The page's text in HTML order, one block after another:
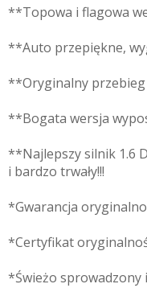
**Topowa i flagowa
**Auto przepiękne,
**Oryginalny przebieg
**Bogata wersja
**Najlepszy silnik 1.6
i bardzo trwały!!!
*Gwarancja
*Certyfikat
*Świeżo sprowadzony i